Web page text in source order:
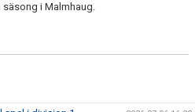
säsong i Malmhaug.